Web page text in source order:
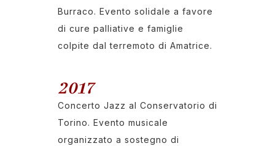
Burraco. Evento solidale a favore
di cure palliative e famiglie
colpite dal terremoto di Amatrice.
2017
Concerto Jazz al Conservatorio di
Torino. Evento musicale
organizzato a sostegno di